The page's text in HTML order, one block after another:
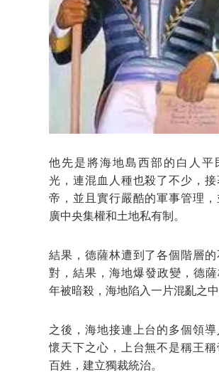
他先是將海地島西部的白人平
光，連混血人種也殺了不少，
帝，並且實行嚴酷的軍事管理，
廣中央集權和土地私有制。
結果，德薩林遭到了各個階層的
對，結果，海地爆發政變，德薩
年被暗殺，海地陷入一片混亂之中
之後，海地接連上台的多個領
懷天下之心，上台無不是稱王稱
百姓，建立獨裁統治。